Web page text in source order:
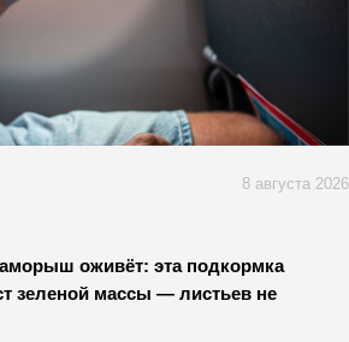
8 августа 2026
оживёт: эта подкормка
зеленой массы — листьев не